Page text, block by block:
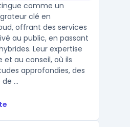
comme un
clé en
offrant des services
au public, en passant
Leur expertise
et au conseil, où ils
approfondies, des
...